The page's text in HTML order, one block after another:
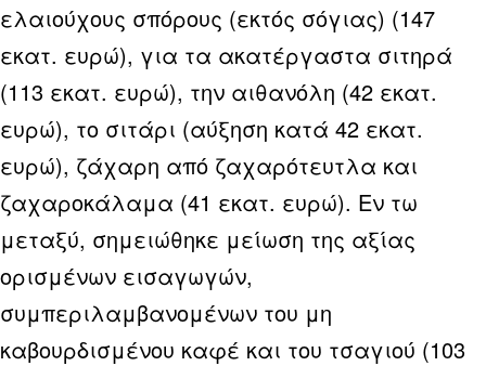
ελαιούχους σπόρους (εκτός σόγιας) (147
εκατ. ευρώ), για τα ακατέργαστα σιτηρά
(113 εκατ. ευρώ), την αιθανόλη (42 εκατ.
ευρώ), το σιτάρι (αύξηση κατά 42 εκατ.
ευρώ), ζάχαρη από ζαχαρότευτλα και
ζαχαροκάλαμα (41 εκατ. ευρώ). Εν τω
μεταξύ, σημειώθηκε μείωση της αξίας
ορισμένων εισαγωγών,
συμπεριλαμβανομένων του μη
καβουρδισμένου καφέ και του τσαγιού (103